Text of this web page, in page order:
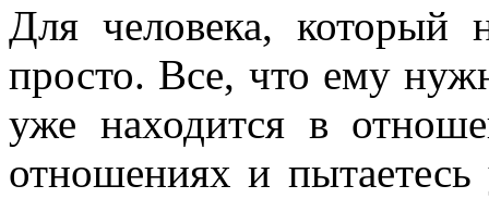
Для человека, который
просто. Все, что ему
уже находится в
отношениях и пытаетесь